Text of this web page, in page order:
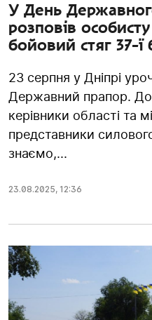
У День
розповів
бойовий стяг 37-ї
23 серпня у Дніпрі
Державний прапор. До
керівники області та
представники
знаємо,...
23.08.2025, 12:36